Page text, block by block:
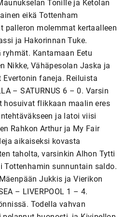
Tonille ja Ketolan
eikä Tottenham
palleron molemmat kertaalleen
ja Hakorinnan Tuke.
Kantamaan Eetu
Nikke, Vähäpesolan Jaska ja
faneja. Reiluista
– SATURNUS 6 – 0. Varsin
hosuivat flikkaan maalin eres
ja latoi viisi
Rahkon Arthur ja My Fair
aikaiseksi kovasta
taholta, varsinkin Alhon Tytti
Tottenhamin sunnuntain saldo.
Jukkis ja Vierikon
– LIVERPOOL 1 – 4.
Todella vahvan